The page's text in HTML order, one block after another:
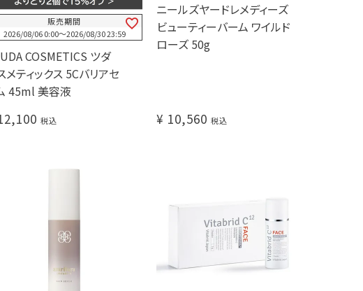
販売期間
2026/08/06 0:00〜2026/08/30 23:59
COSMETICS ツダ
メティックス 5Cバリアセ
45ml 美容液
税込
ニールズヤードレメディーズ
ビューティーバーム ワイルド
ローズ 50g
¥ 10,560 税込